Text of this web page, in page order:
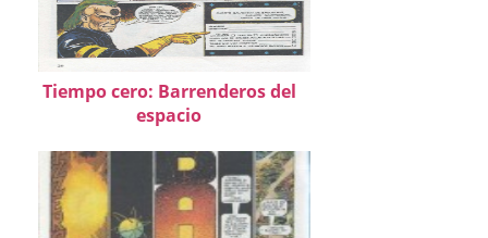
Tiempo cero: Barrenderos del
espacio